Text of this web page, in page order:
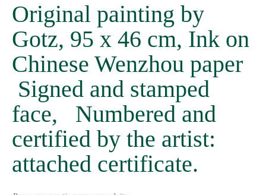
Original painting by
Gotz, 95 x 46 cm, Ink on
Chinese Wenzhou paper
Signed and stamped
face, Numbered and
certified by the artist:
attached certificate.